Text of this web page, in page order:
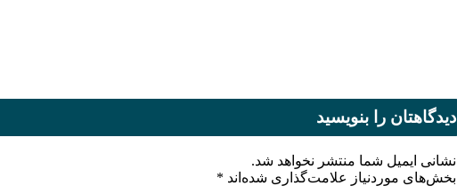
دیدگاهتان را بنویسید
نشانی ایمیل شما منتشر نخواهد شد.
بخش‌های موردنیاز علامت‌گذاری شده‌اند *